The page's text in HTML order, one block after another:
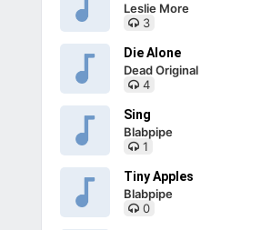
Leslie More
3
Die Alone
Dead Original
4
Sing
Blabpipe
1
Tiny Apples
Blabpipe
0